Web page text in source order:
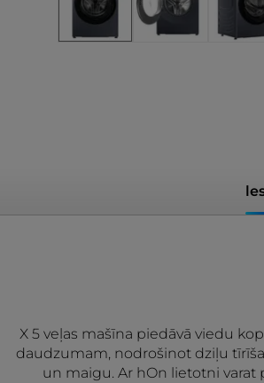
X 5 veļas mašīna piedāvā viedu
daudzumam, nodrošinot dziļu
un maigu. Ar hOn lietotni varat